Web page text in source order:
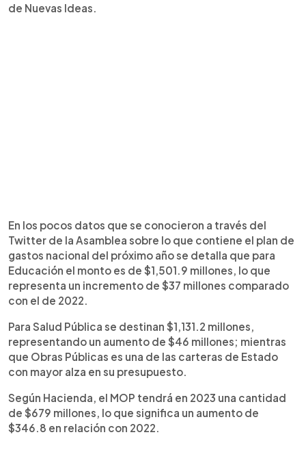
de Nuevas Ideas.
En los pocos datos que se conocieron a través del
Twitter de la Asamblea sobre lo que contiene el plan de
gastos nacional del próximo año se detalla que para
Educación el monto es de $1,501.9 millones, lo que
representa un incremento de $37 millones comparado
con el de 2022.
Para Salud Pública se destinan $1,131.2 millones,
representando un aumento de $46 millones; mientras
que Obras Públicas es una de las carteras de Estado
con mayor alza en su presupuesto.
Según Hacienda, el MOP tendrá en 2023 una cantidad
de $679 millones, lo que significa un aumento de
$346.8 en relación con 2022.